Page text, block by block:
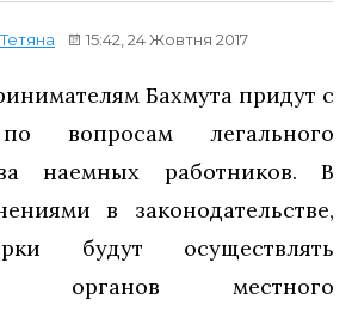
15:42, 24 Жовтня 2017
Бахмута придут с
вопросам легального
наемных работников. В
в законодательстве,
будут осуществлять
органов местного